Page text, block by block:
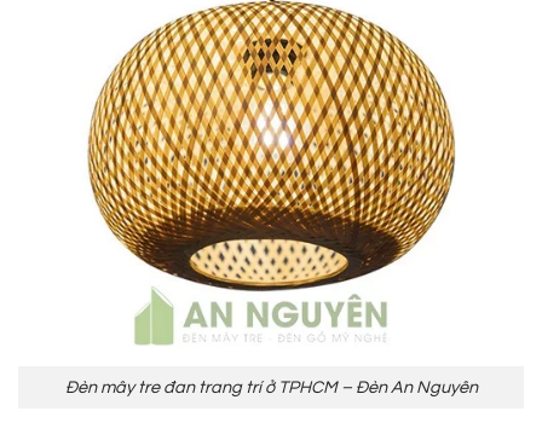
Đèn mây tre đan trang trí ở TPHCM – Đèn An Nguyên